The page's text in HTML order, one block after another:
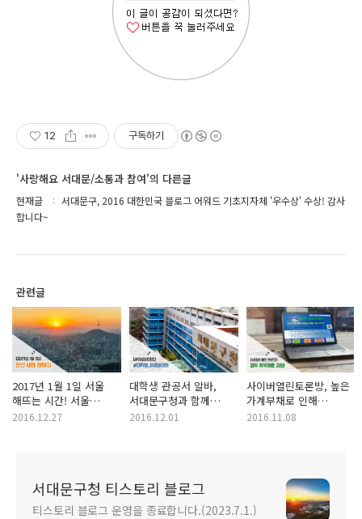
12 구독하기
'사랑해요 서대문/소통과 참여'의 다른글
현재글
서대문구, 2016 대한민국 블로그 어워드 기초지자체 '우수상' 수상! 감사
합니다~
관련글
2017년 1월 1일 서울
해뜨는 시간! 서울
해돋이 명소, 서대문
2016.12.27
대학생 관공서 알바,
서대문구청과 함께
하세요! 서대문구 대학생
2016.12.01
사이버열린토론방, 높은
가계부채로 인해
발생하는 채무 취약계층,
2016.11.08
서대문구청 티스토리 블로그
티스토리 블로그 운영을 종료합니다.(2023.7.1.)